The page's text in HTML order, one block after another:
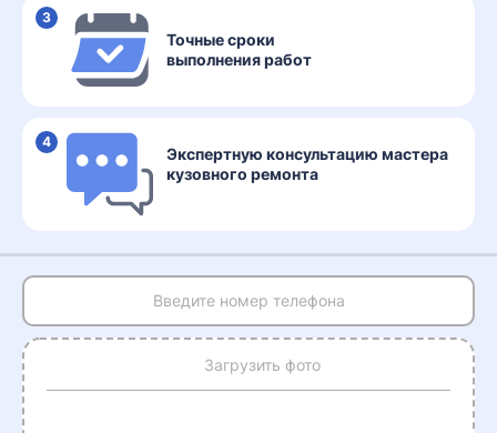
3
Точные сроки
выполнения работ
4
Экспертную консультацию мастера
кузовного ремонта
Введите
телефона
Загрузить фото